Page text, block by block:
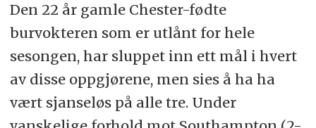
Den 22 år gamle Chester-fødte
burvokteren som er utlånt for hele
sesongen, har sluppet inn ett mål i hvert
av disse oppgjørene, men sies å ha ha
vært sjanseløs på alle tre. Under